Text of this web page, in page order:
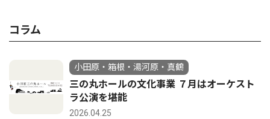
コラム
小田原・箱根・湯河原・真鶴
三の丸ホールの文化事業 ７月はオーケスト
ラ公演を堪能
2026.04.25